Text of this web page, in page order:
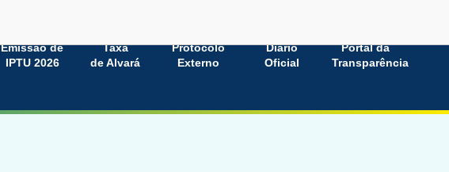
Emissão de
IPTU 2026
Taxa
de Alvará
Protocolo
Externo
Diário
Oficial
Portal da
Transparência